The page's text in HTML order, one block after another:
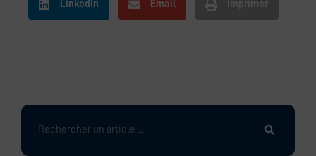
LinkedIn Email Imprimer
Rechercher